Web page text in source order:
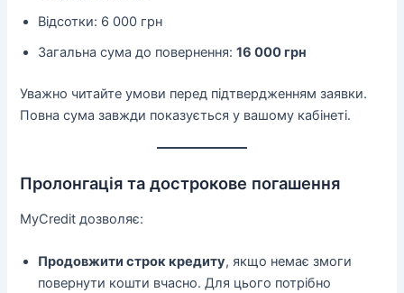
Відсотки: 6 000 грн
Загальна сума до повернення:16 000 грн
Уважно читайте умови перед підтвердженням заявки.
Повна сума завжди показується у вашому кабінеті.
Пролонгація та дострокове погашення
MyCredit дозволяє:
Продовжити строк кредиту, якщо немає змоги
повернути кошти вчасно. Для цього потрібно